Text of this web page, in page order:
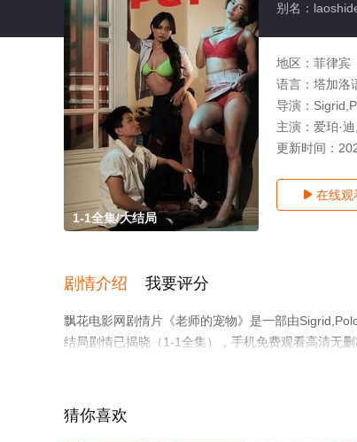
1-1全集/大结局
别名：
地区： 菲律宾
语言： 塔加洛
导演：
主演： 爱珀·
更新时间：
 在线观
剧情介绍 我要评分
飘花电影网剧情片《老师的宠物》是一部由
结局剧情已揭晓（1-1全集），手机免费观看高清无
猜你喜欢